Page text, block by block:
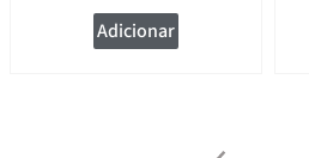
Adicionar